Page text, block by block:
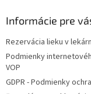
Informácie pre
Rezervácia lieku v
Podmienky
VOP
GDPR - Podmienky